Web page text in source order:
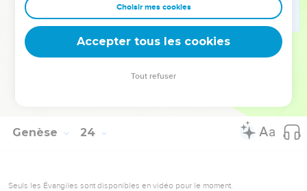
Hébron, dans le pays de Canaan.
Le champ et la grotte qui s’y trouve demeurèrent à
Abraham comme propriété funéraire (achetée) aux Hittites.
© Société biblique française – Bibli’O, 1978, avec autorisation. Pour vous procurer
Genèse 24
Seuls les Évangiles sont disponibles en vidéo pour le moment.
Choisir mes cookies
Accepter tous les cookies
Tout refuser